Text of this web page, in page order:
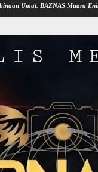
BAZNAS Muara Enim